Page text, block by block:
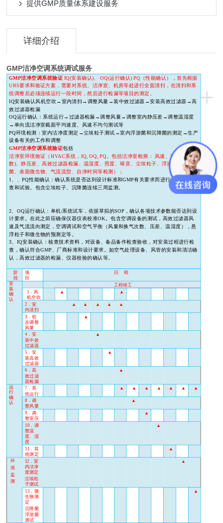
提供GMP质量体系建设服务
详细介绍
GMP洁净空调系统调试服务
+
GMP洁净空调系统验证 IQ(安装确认) OQ(运行确认) PQ
（性能确认），首先根据
URS要求和验证方案，需要对系统、洁净室、机房等处进行全面清扫，在清扫和系
统调整后必须连续运行一段时间，然后进行检漏等项目的测定。
IQ安装确认风机空吹→室内清扫→调整风量→装中效过滤器→安装高效过滤器→高
效过滤器检漏
OQ运行确认：系统运行→过滤器检漏→调整风量→调整室内静压差→调整温湿度
→单向流洁净室截面平均速度、风速不均匀测试等
PQ环境检测：室内洁净度测定→尘埃粒子测试→室内浮游菌和沉降菌的测定→生产
设备有关的工作和调整
GMP洁净空调系统验证包括
洁净室环境验证（HVAC系统，IQ, OQ, PQ 。包括洁净室检测： 风速、风量
换气次
数)、静压差、高效过滤器检漏、温湿度、照度、噪音、尘埃粒子、浮游菌、沉降
菌、表面微生物、气流流型、自净时间等检测）；
1
、PQ性能确认：确认系统是否达到设计标准和GMP有关要求而进行的系统性检
查和试验。包含尘埃粒子、沉降菌连续三周监测。
2 、OQ运行确认：单机/系统试车，依据草拟的SOP ，确认各项技术参数能否达到设
计要求。在此之前应确保仪器仪表校准OK。包含空调设备的测试，高效过滤器风
速及气流流向测定，空调调试和空气平衡（风量和换气次数、压差、温湿度），悬
浮粒子和微生物的预测定等。
3、IQ安装确认：核查技术资料，对设备、备品备件检查验收，对安装过程进行检
查，确认符合GMP
、厂商标准和设计要求。如空气处理设备、风管的安装和清洁确
认，高效过滤器的检漏、仪器校验的确认等。
阶
段
项
目
日 程
安
装
确
认
工程竣工
1
．风
机空吹
▲ ▲
2 ．室
内清扫
▲ ▲ ▲ ▲ ▲
3
．初
步调整
风量
▲
4 ．安
装中效
过滤器
▲
5 ．安
装高效
过滤器
▲
6 ．高
效过滤
器检漏
▲
运
行
确
认
7 ．系
统运行
▲ ▲ ▲ ▲ ▲ ▲ ▲
8 ．调
整风量
▲
9 ．调
整室压
▲
10．调
整温
度、湿
度
▲
11 ．其
他测定
▲
环
境
监
测
12
．室
内洁净
度测定
尘埃粒
子测试
▲
13 ．微
生物测
定
沉降菌
浮游菌
测试
▲